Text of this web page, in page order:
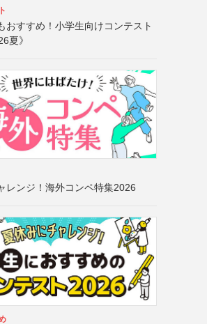
おすすめ！小学生向けコンテスト
夏》
レンジ！海外コンペ特集2026